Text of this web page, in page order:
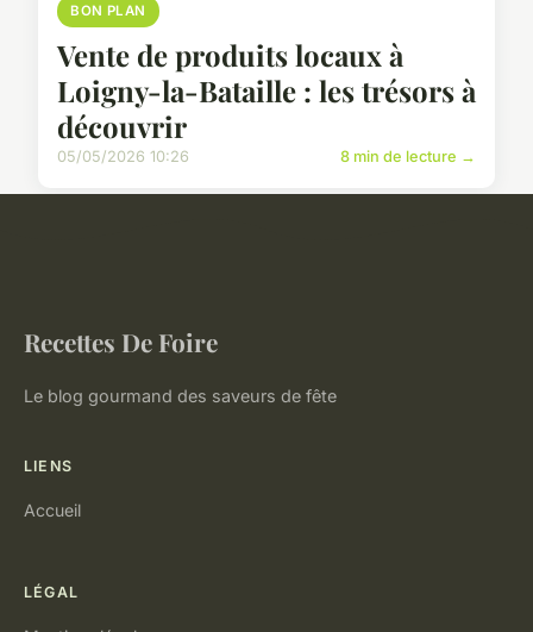
BON PLAN
Vente de produits locaux à
Loigny-la-Bataille : les trésors à
découvrir
05/05/2026 10:26 8 min de lecture →
Recettes De Foire
Le blog gourmand des saveurs de fête
LIENS
Accueil
LÉGAL